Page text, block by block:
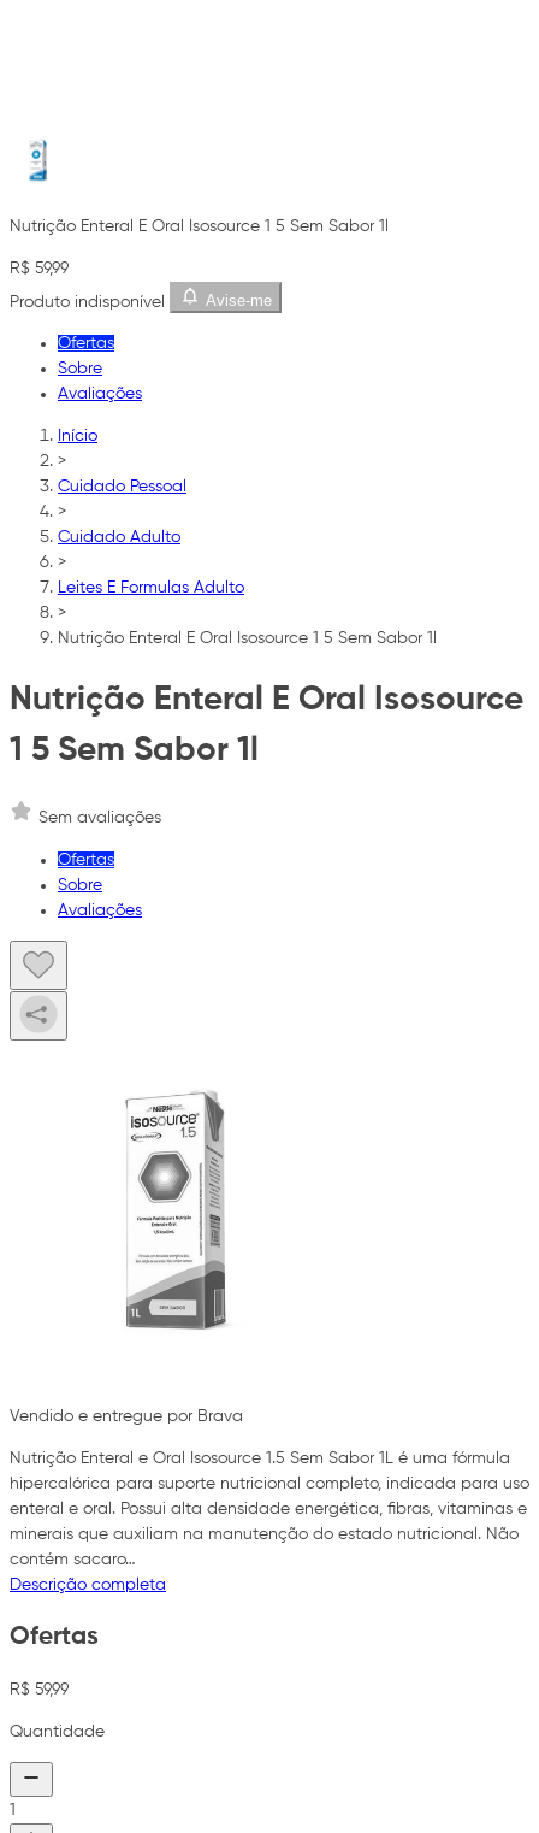
Nutrição Enteral E Oral Isosource 1 5 Sem Sabor 1l
R$ 59,99
Produto indisponível
Avise-me
Ofertas
Sobre
Avaliações
Início
>
Cuidado Pessoal
>
Cuidado Adulto
>
Leites E Formulas Adulto
>
Nutrição Enteral E Oral Isosource 1 5 Sem Sabor 1l
Nutrição Enteral E Oral Isosource
1 5 Sem Sabor 1l
Sem avaliações
Ofertas
Sobre
Avaliações
Vendido e entregue por Brava
Nutrição Enteral e Oral Isosource 1.5 Sem Sabor 1L é uma fórmula
hipercalórica para suporte nutricional completo, indicada para uso
enteral e oral. Possui alta densidade energética, fibras, vitaminas e
minerais que auxiliam na manutenção do estado nutricional. Não
contém sacaro…
Descrição completa
Ofertas
R$ 59,99
Quantidade
1